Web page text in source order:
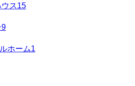
ス15
9
ホーム1